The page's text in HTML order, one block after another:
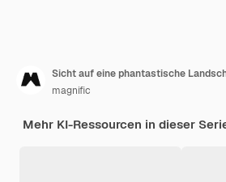
magnific
Mehr KI-Ressourcen in dieser